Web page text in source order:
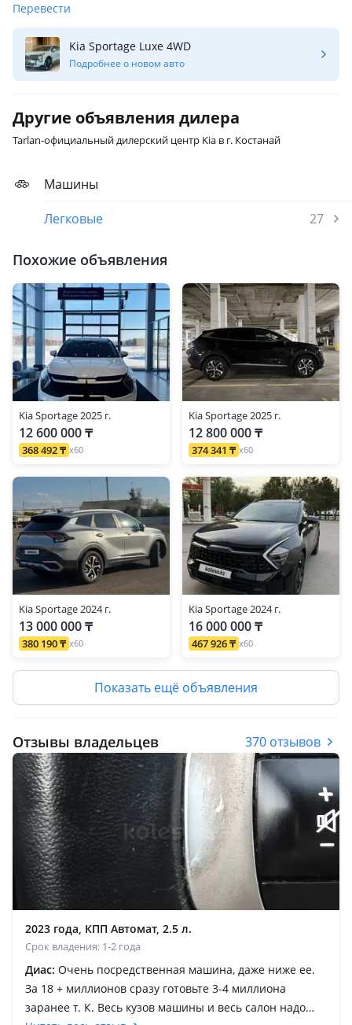
Перевести
Kia Sportage Luxe 4WD
Подробнее о новом авто
Другие объявления дилера
Tarlan-официальный дилерский центр Kia в г. Костанай
Машины
Легковые
27
Похожие объявления
Kia Sportage 2025 г.
12 600 000 ₸
368 492 ₸ x60
Kia Sportage 2025 г.
12 800 000 ₸
374 341 ₸ x60
Kia Sportage 2024 г.
13 000 000 ₸
380 190 ₸ x60
Kia Sportage 2024 г.
16 000 000 ₸
467 926 ₸ x60
Показать ещё объявления
Отзывы владельцев 370 отзывов
2023 года, КПП Автомат, 2.5 л.
Срок владения: 1-2 года
Диас: Очень посредственная машина, даже ниже ее.
За 18 + миллионов сразу готовьте 3-4 миллиона
заранее т. К. Весь кузов машины и весь салон надо